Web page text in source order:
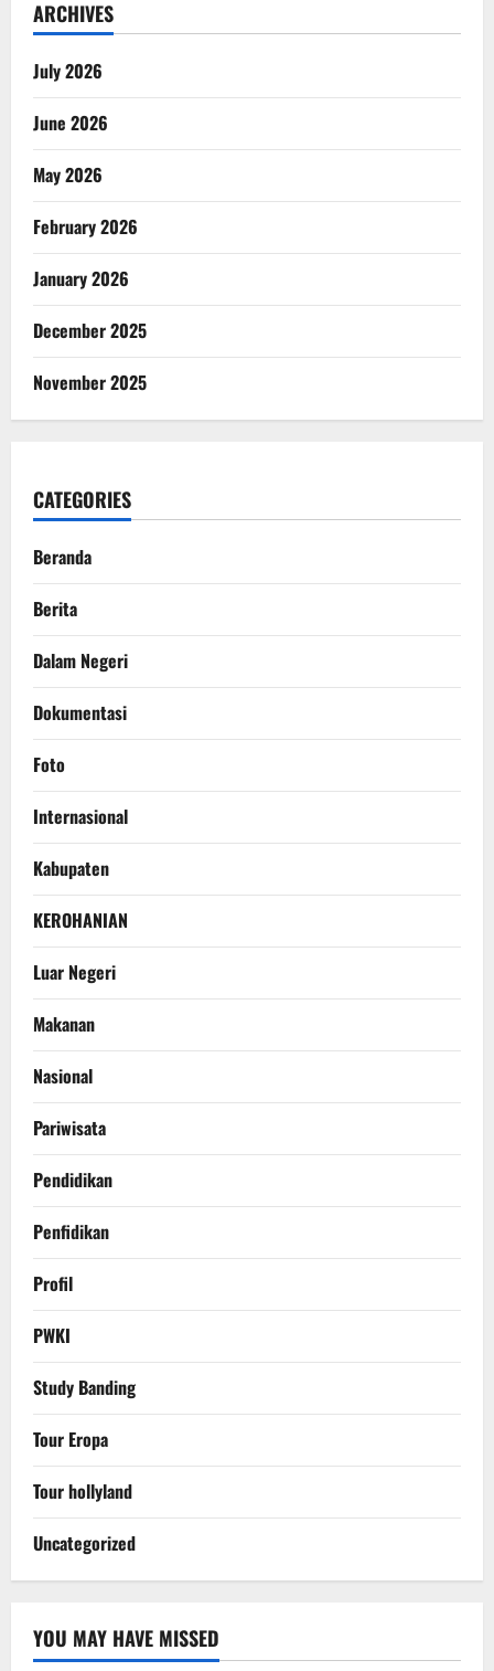
ARCHIVES
July 2026
June 2026
May 2026
February 2026
January 2026
December 2025
November 2025
CATEGORIES
Beranda
Berita
Dalam Negeri
Dokumentasi
Foto
Internasional
Kabupaten
KEROHANIAN
Luar Negeri
Makanan
Nasional
Pariwisata
Pendidikan
Penfidikan
Profil
PWKI
Study Banding
Tour Eropa
Tour hollyland
Uncategorized
YOU MAY HAVE MISSED